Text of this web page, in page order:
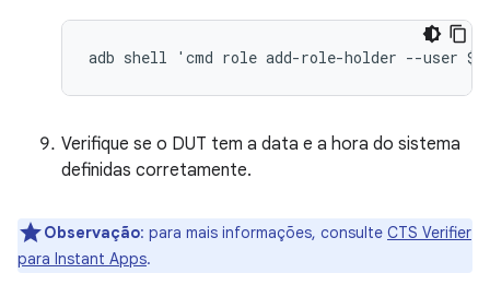
Verifique se o DUT tem a data e a hora do sistema
definidas corretamente.
Observação: para mais informações, consulte CTS Verifier
para Instant Apps.